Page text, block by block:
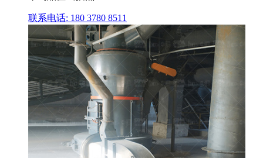
联系电话: 180 3780 8511